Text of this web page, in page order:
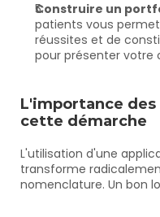
Construire un
patients vous
réussites et de
pour présenter votre
L'importance
cette démarche
L'utilisation d'une
transforme
nomenclature. Un bon